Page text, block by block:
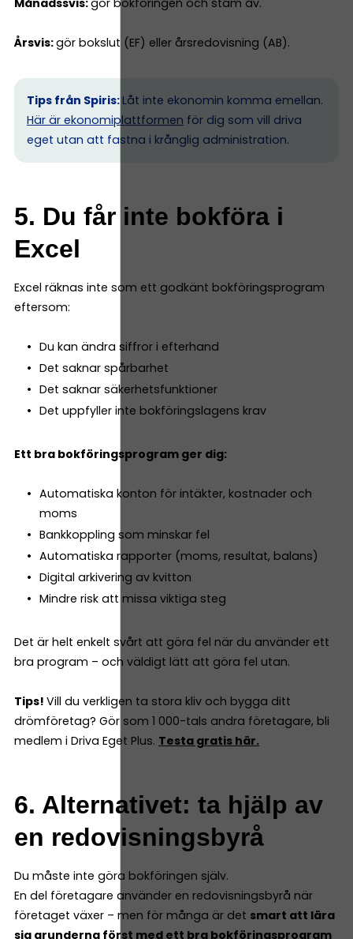
Månadssvis:gör bokföringen och stäm av.
Årsvis:gör bokslut (EF) eller årsredovisning (AB).
Tips från Spiris: Låt inte ekonomin komma emellan.
Här är ekonomiplattformen för dig som vill driva
eget utan att fastna i krånglig administration.
5. Du får inte bokföra i
Excel
Excel räknas inte som ett godkänt bokföringsprogram
eftersom:
Du kan ändra siffror i efterhand
Det saknar spårbarhet
Det saknar säkerhetsfunktioner
Det uppfyller inte bokföringslagens krav
Ett bra bokföringsprogram ger dig:
Automatiska konton för intäkter, kostnader och
moms
Bankkoppling som minskar fel
Automatiska rapporter (moms, resultat, balans)
Digital arkivering av kvitton
Mindre risk att missa viktiga steg
Det är helt enkelt svårt att göra fel när du använder ett
bra program – och väldigt lätt att göra fel utan.
Tips! Vill du verkligen ta stora kliv och bygga ditt
drömföretag? Gör som 1 000-tals andra företagare, bli
medlem i Driva Eget Plus. Testa gratis här.
6. Alternativet: ta hjälp av
en redovisningsbyrå
Du måste inte göra bokföringen själv.
En del företagare använder en redovisningsbyrå när
företaget växer – men för många är det smart att lära
sig grunderna först med ett bra bokföringsprogram